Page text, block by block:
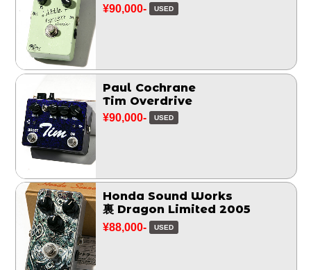
¥90,000- USED
Paul Cochrane
Tim Overdrive
¥90,000- USED
Honda Sound Works
裏 Dragon Limited 2005
¥88,000- USED